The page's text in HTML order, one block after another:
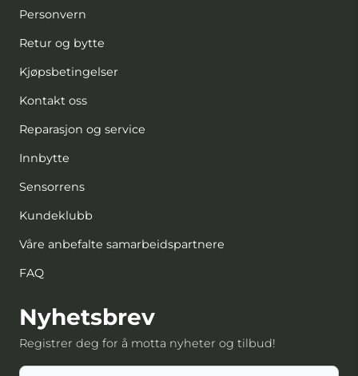
Personvern
Retur og bytte
Kjøpsbetingelser
Kontakt oss
Reparasjon og service
Innbytte
Sensorrens
Kundeklubb
Våre anbefalte samarbeidspartnere
FAQ
Nyhetsbrev
Registrer deg for å motta nyheter og tilbud!
E-post